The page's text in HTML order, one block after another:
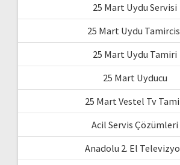
25 Mart Uydu Servisi
25 Mart Uydu
25 Mart Uydu Tamiri
25 Mart Uyducu
25 Mart Vestel Tv
Acil Servis Çözümleri
Anadolu 2. El